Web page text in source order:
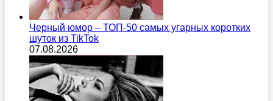
Черный юмор – ТОП-50 самых угарных коротких
шуток из TikTok
07.08.2026